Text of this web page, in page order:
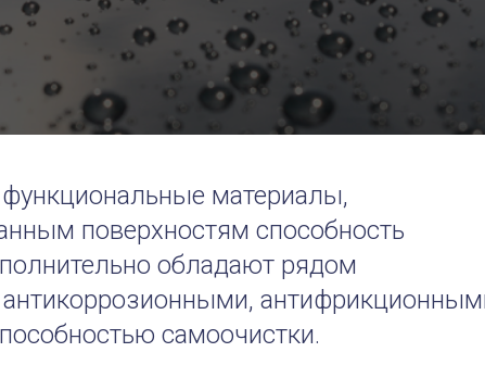
материалы,
поверхностям способность
обладают рядом
самоочистки.